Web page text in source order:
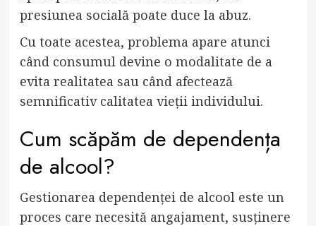
presiunea socială poate duce la abuz.
Cu toate acestea, problema apare atunci
când consumul devine o modalitate de a
evita realitatea sau când afectează
semnificativ calitatea vieții individului.
Cum scăpăm de dependența
de alcool?
Gestionarea dependenței de alcool este un
proces care necesită angajament, susținere